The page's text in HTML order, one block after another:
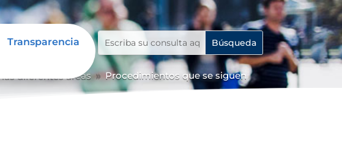
Transparencia
diferentes áreas 9 Procedimientos que se siguen